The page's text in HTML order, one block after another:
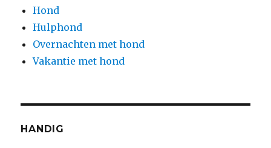
Hond
Hulphond
Overnachten met hond
Vakantie met hond
HANDIG